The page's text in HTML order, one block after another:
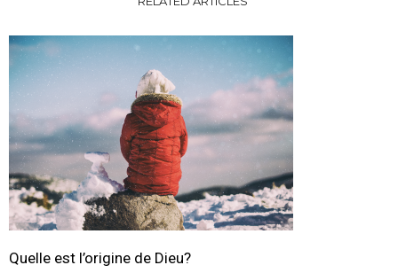
Quelle est l’origine de Dieu?